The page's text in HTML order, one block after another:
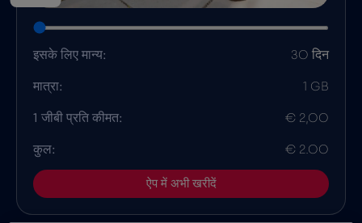
इसके लिए मान्य: 30 दिन
मात्रा: 1 GB
1 जीबी प्रति कीमत: € 2,00
कुल: € 2.00
ऐप में अभी खरीदें